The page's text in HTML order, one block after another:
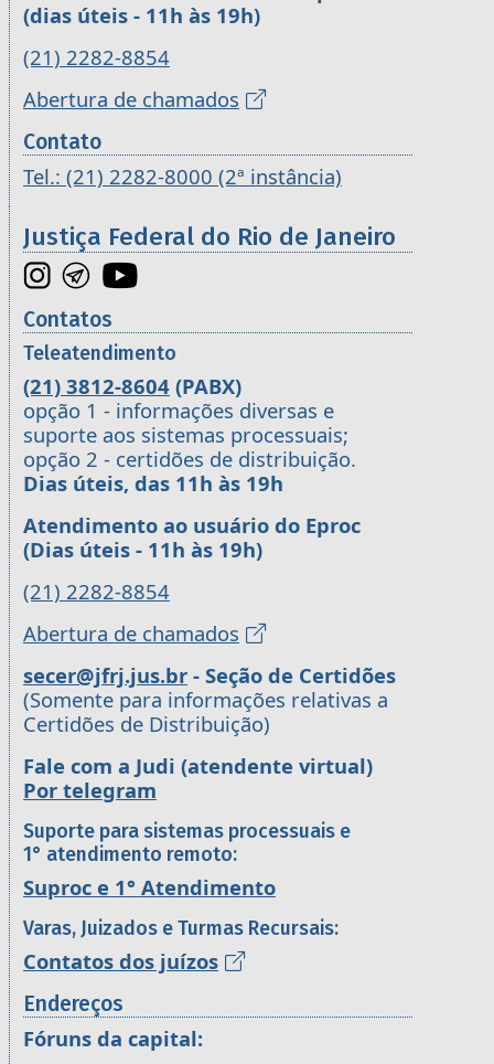
(dias úteis - 11h às 19h)
(21) 2282-8854
Abertura de chamados
Contato
Tel.: (21) 2282-8000 (2ª instância)
Justiça Federal do Rio de Janeiro
Contatos
Teleatendimento
(21) 3812-8604 (PABX)
opção 1 - informações diversas e
suporte aos sistemas processuais;
opção 2 - certidões de distribuição.
Dias úteis, das 11h às 19h
Atendimento ao usuário do Eproc
(Dias úteis - 11h às 19h)
(21) 2282-8854
Abertura de chamados
secer@jfrj.jus.br - Seção de Certidões
(Somente para informações relativas a
Certidões de Distribuição)
Fale com a Judi (atendente virtual)
Por telegram
Suporte para sistemas processuais e
1° atendimento remoto:
Suproc e 1° Atendimento
Varas, Juizados e Turmas Recursais:
Contatos dos juízos
Endereços
Fóruns da capital: